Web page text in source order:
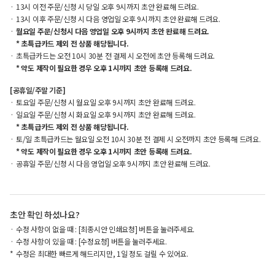
13시 이전 주문/신청 시 당일 오후 9시까지 초안 완료해 드려요.
13시 이후 주문/신청 시 다음 영업일 오후 9시까지 초안 완료해 드려요.
월요일 주문/신청시 다음 영업일 오후 9시까지 초안 완료해 드려요.
* 초특급카드 제외 전 상품 해당됩니다.
초특급카드는 오전 10시 30분 전 결제 시 오전에 초안 등록해 드려요.
* 약도 제작이 필요한 경우 오후 1시까지 초안 등록해 드려요.
[공휴일/주말 기준]
토요일 주문/신청 시 월요일 오후 9시까지 초안 완료해 드려요.
일요일 주문/신청 시 화요일 오후 9시까지 초안 완료해 드려요.
* 초특급카드 제외 전 상품 해당됩니다.
토/일 초특급카드는 월요일 오전 10시 30분 전 결제 시 오전까지 초안 등록해 드려요.
* 약도 제작이 필요한 경우 오후 1시까지 초안 등록해 드려요.
공휴일 주문/신청 시 다음 영업일 오후 9시까지 초안 완료해 드려요.
초안 확인 하셨나요?
수정 사항이 없을 때 : [최종시안 인쇄요청] 버튼을 눌러주세요.
수정 사항이 있을 때 : [수정요청] 버튼을 눌러주세요.
수정은 최대한 빠르게 해드리지만, 1일 정도 걸릴 수 있어요.